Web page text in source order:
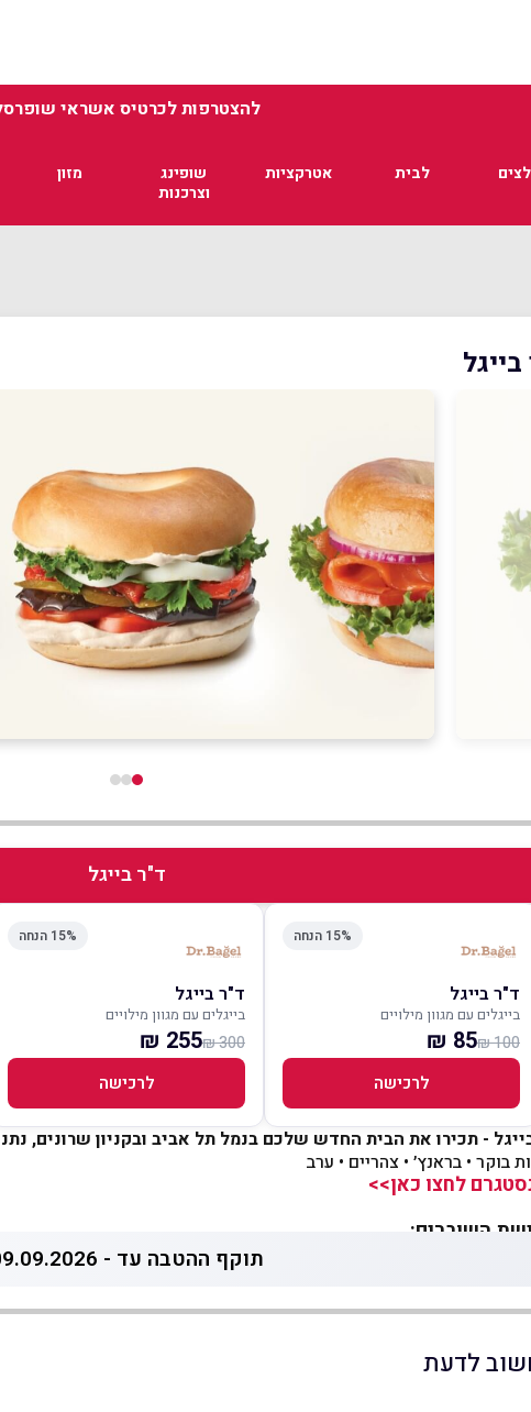
להצטרפות לכרטיס אשראי
לבית אטרקציות
שופינג
וצרכנות
מזון
ד"ר בייגל
15% הנחה
ד"ר בייגל
בייגלים עם מגוון מילויים
100 ₪
85 ₪
לרכישה
15% הנחה
ד"ר בייגל
בייגלים עם מגוון מילויים
300 ₪
255 ₪
לרכישה
- תכירו את הבית החדש שלכם בנמל תל אביב ובקניון שרונים,
בוקר • בראנץ׳ • צהריים • ערב
לחצו כאן>>
השוברים:
תוקף ההטבה עד - 09.09.2026
לדעת